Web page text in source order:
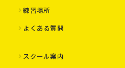
練習場所
よくある質問
スクール案内